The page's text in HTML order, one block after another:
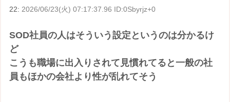
22:2026/06/23(火) 07:17:37.96 ID:0Sbyrjz+0
SOD社員の人はそういう設定というのは分かるけ
ど
こうも職場に出入りされて見慣れてると一般の社
員もほかの会社より性が乱れてそう